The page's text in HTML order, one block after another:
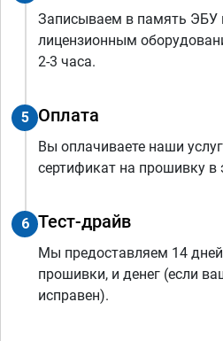
Записываем в память
лицензионным
2-3 часа.
5 Оплата
Вы оплачиваете наши
сертификат на прошивку в
6 Тест-драйв
Мы предоставляем 14
прошивки, и денег (если
исправен).